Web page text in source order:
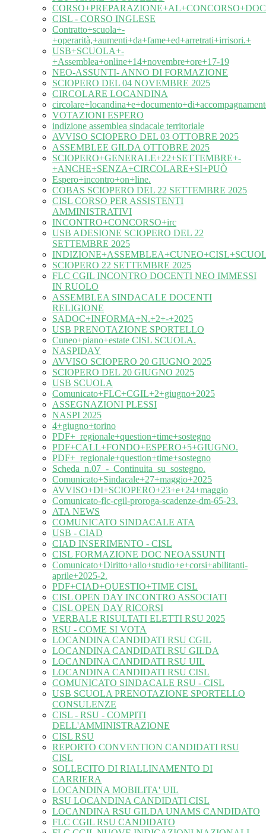
CISL - CORSO INGLESE
Contratto+scuola+-
+operarità,+aumenti+da+fame+ed+arretrati+irrisori.+
USB+SCUOLA+-
+Assemblea+online+14+novembre+ore+17-19
NEO-ASSUNTI- ANNO DI FORMAZIONE
SCIOPERO DEL 04 NOVEMBRE 2025
CIRCOLARE LOCANDINA
VOTAZIONI ESPERO
indizione assemblea sindacale territoriale
AVVISO SCIOPERO DEL 03 OTTOBRE 2025
ASSEMBLEE GILDA OTTOBRE 2025
SCIOPERO+GENERALE+22+SETTEMBRE+-
+ANCHE+SENZA+CIRCOLARE+SI+PUÒ
Espero+incontro+on+line.
COBAS SCIOPERO DEL 22 SETTEMBRE 2025
CISL CORSO PER ASSISTENTI
AMMINISTRATIVI
INCONTRO+CONCORSO+irc
USB ADESIONE SCIOPERO DEL 22
SETTEMBRE 2025
SCIOPERO 22 SETTEMBRE 2025
FLC CGIL INCONTRO DOCENTI NEO IMMESSI
IN RUOLO
ASSEMBLEA SINDACALE DOCENTI
RELIGIONE
SADOC+INFORMA+N.+2+-+2025
USB PRENOTAZIONE SPORTELLO
Cuneo+piano+estate CISL SCUOLA.
NASPIDAY
AVVISO SCIOPERO 20 GIUGNO 2025
SCIOPERO DEL 20 GIUGNO 2025
USB SCUOLA
Comunicato+FLC+CGIL+2+giugno+2025
ASSEGNAZIONI PLESSI
NASPI 2025
4+giugno+torino
PDF+_regionale+question+time+sostegno
PDF+CALL+FONDO+ESPERO+5+GIUGNO.
PDF+_regionale+question+time+sostegno
Scheda_n.07_-_Continuita_su_sostegno.
Comunicato+Sindacale+27+maggio+2025
AVVISO+DI+SCIOPERO+23+e+24+maggio
Comunicato-flc-cgil-proroga-scadenze-dm-65-23.
ATA NEWS
COMUNICATO SINDACALE ATA
USB - CIAD
CIAD INSERIMENTO - CISL
CISL FORMAZIONE DOC NEOASSUNTI
Comunicato+Diritto+allo+studio+e+corsi+abilitanti-
aprile+2025-2.
PDF+CIAD+QUESTIO+TIME CISL
CISL OPEN DAY INCONTRO ASSOCIATI
CISL OPEN DAY RICORSI
VERBALE RISULTATI ELETTI RSU 2025
RSU - COME SI VOTA
LOCANDINA CANDIDATI RSU CGIL
LOCANDINA CANDIDATI RSU GILDA
LOCANDINA CANDIDATI RSU UIL
LOCANDINA CANDIDATI RSU CISL
COMUNICATO SINDACALE RSU - CISL
USB SCUOLA PRENOTAZIONE SPORTELLO
CONSULENZE
CISL - RSU - COMPITI
DELL'AMMINISTRAZIONE
CISL RSU
REPORTO CONVENTION CANDIDATI RSU
CISL
SOLLECITO DI RIALLINAMENTO DI
CARRIERA
LOCANDINA MOBILITA' UIL
RSU LOCANDINA CANDIDATI CISL
LOCANDINA RSU GILDA UNAMS CANDIDATO
FLC CGIL RSU CANDIDATO